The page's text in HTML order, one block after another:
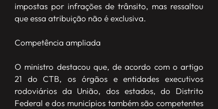
impostas por infrações de trânsito, mas ressaltou
que essa atribuição não é exclusiva.
Competência ampliada
O ministro destacou que, de acordo com o artigo
21 do CTB, os órgãos e entidades executivos
rodoviários da União, dos estados, do Distrito
Federal e dos municípios também são competentes